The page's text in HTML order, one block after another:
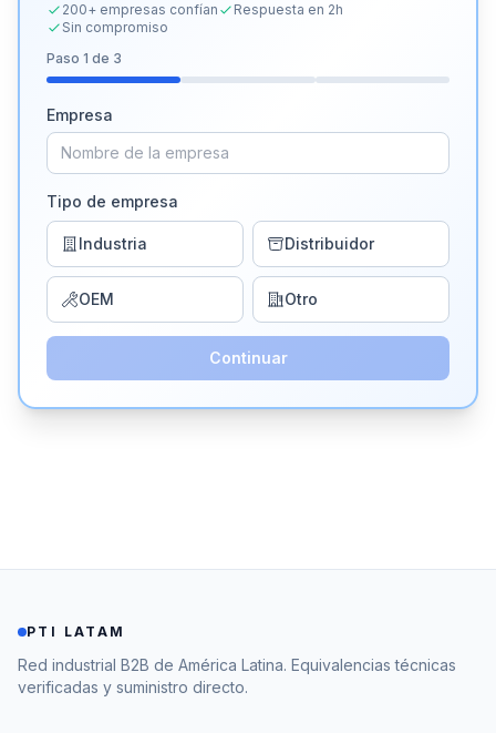
200+ empresas confían
Respuesta en 2h
Sin compromiso
Paso 1 de 3
Empresa
Tipo de empresa
Industria Distribuidor
OEM Otro
Continuar
PTI LATAM
Red industrial B2B de América Latina. Equivalencias técnicas
verificadas y suministro directo.